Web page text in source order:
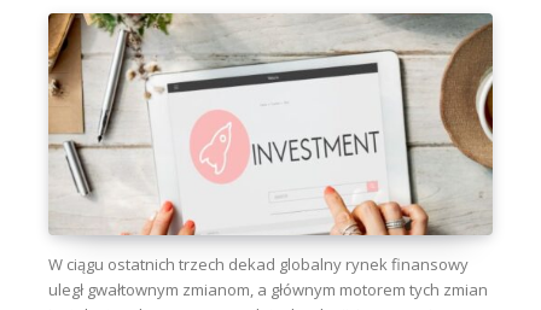
W ciągu ostatnich trzech dekad globalny rynek finansowy
uległ gwałtownym zmianom, a głównym motorem tych zmian